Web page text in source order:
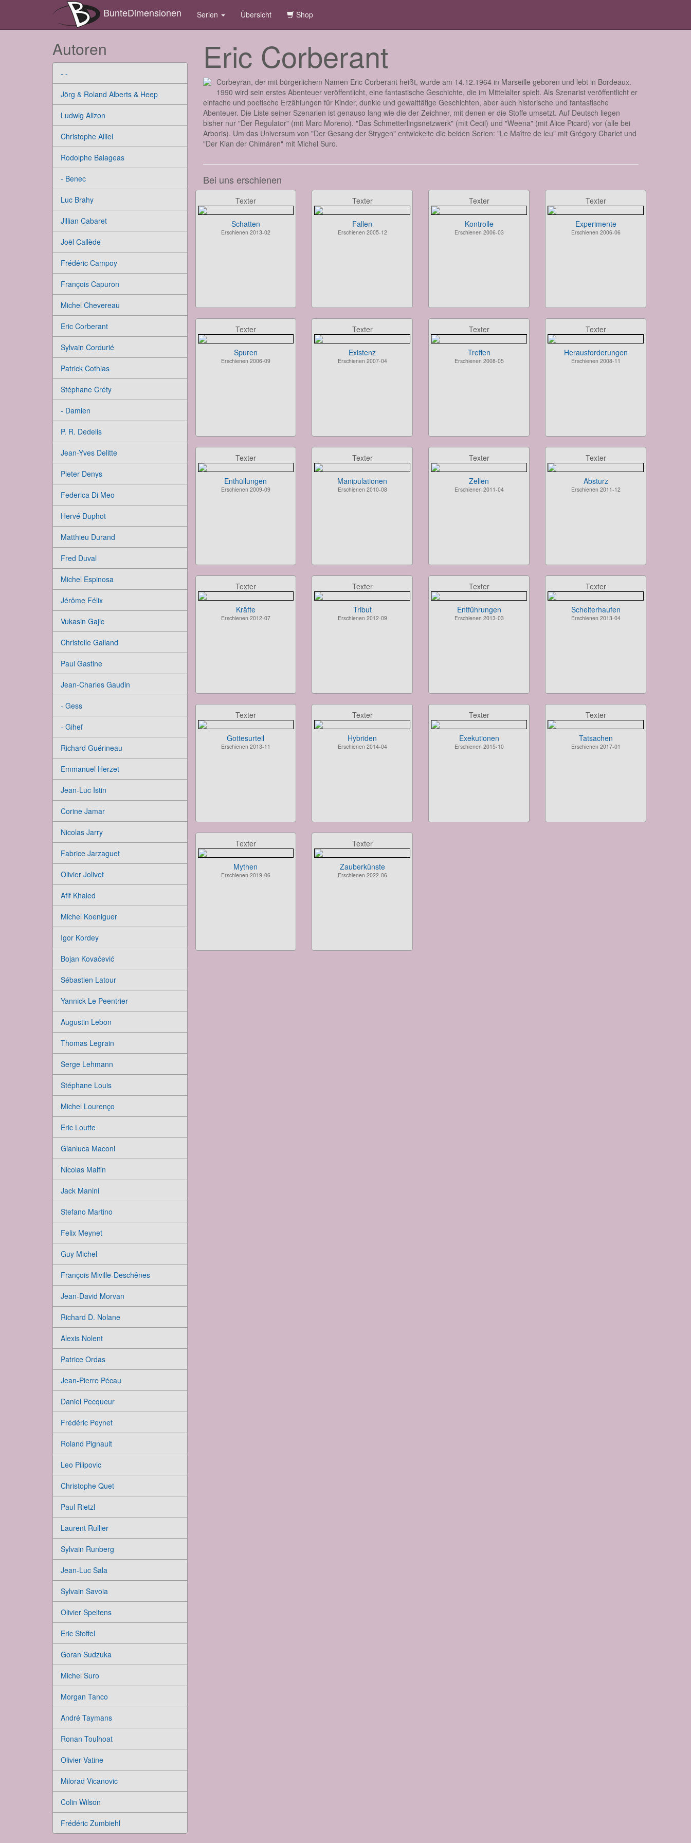
BunteDimensionen Serien Übersicht Shop
Autoren
- -
Jörg & Roland Alberts & Heep
Ludwig Alizon
Christophe Alliel
Rodolphe Balageas
- Benec
Luc Brahy
Jillian Cabaret
Joël Callède
Frédéric Campoy
François Capuron
Michel Chevereau
Eric Corberant
Sylvain Cordurié
Patrick Cothias
Stéphane Créty
- Damien
P. R. Dedelis
Jean-Yves Delitte
Pieter Denys
Federica Di Meo
Hervé Duphot
Matthieu Durand
Fred Duval
Michel Espinosa
Jérôme Félix
Vukasin Gajic
Christelle Galland
Paul Gastine
Jean-Charles Gaudin
- Gess
- Gihef
Richard Guérineau
Emmanuel Herzet
Jean-Luc Istin
Corine Jamar
Nicolas Jarry
Fabrice Jarzaguet
Olivier Jolivet
Afif Khaled
Michel Koeniguer
Igor Kordey
Bojan Kovačević
Sébastien Latour
Yannick Le Peentrier
Augustin Lebon
Thomas Legrain
Serge Lehmann
Stéphane Louis
Michel Lourenço
Eric Loutte
Gianluca Maconi
Nicolas Malfin
Jack Manini
Stefano Martino
Felix Meynet
Guy Michel
François Miville-Deschênes
Jean-David Morvan
Richard D. Nolane
Alexis Nolent
Patrice Ordas
Jean-Pierre Pécau
Daniel Pecqueur
Frédéric Peynet
Roland Pignault
Leo Pilipovic
Christophe Quet
Paul Rietzl
Laurent Rullier
Sylvain Runberg
Jean-Luc Sala
Sylvain Savoia
Olivier Speltens
Eric Stoffel
Goran Sudzuka
Michel Suro
Morgan Tanco
André Taymans
Ronan Toulhoat
Olivier Vatine
Milorad Vicanovic
Colin Wilson
Frédéric Zumbiehl
Eric Corberant
Corbeyran, der mit bürgerlichem Namen Eric Corberant heißt, wurde am 14.12.1964 in Marseille geboren und lebt in Bordeaux.
1990 wird sein erstes Abenteuer veröffentlicht, eine fantastische Geschichte, die im Mittelalter spielt. Als Szenarist veröffentlicht er
einfache und poetische Erzählungen für Kinder, dunkle und gewalttätige Geschichten, aber auch historische und fantastische
Abenteuer. Die Liste seiner Szenarien ist genauso lang wie die der Zeichner, mit denen er die Stoffe umsetzt. Auf Deutsch liegen
bisher nur "Der Regulator" (mit Marc Moreno). "Das Schmetterlingsnetzwerk" (mit Cecil) und "Weena" (mit Alice Picard) vor (alle bei
Arboris). Um das Universum von "Der Gesang der Strygen" entwickelte die beiden Serien: "Le Maître de leu" mit Grégory Charlet und
"Der Klan der Chimären" mit Michel Suro.
Bei uns erschienen
Texter
Schatten
Erschienen 2013-02
Texter
Fallen
Erschienen 2005-12
Texter
Kontrolle
Erschienen 2006-03
Texter
Experimente
Erschienen 2006-06
Texter
Spuren
Erschienen 2006-09
Texter
Existenz
Erschienen 2007-04
Texter
Treffen
Erschienen 2008-05
Texter
Herausforderungen
Erschienen 2008-11
Texter
Enthüllungen
Erschienen 2009-09
Texter
Manipulationen
Erschienen 2010-08
Texter
Zellen
Erschienen 2011-04
Texter
Absturz
Erschienen 2011-12
Texter
Kräfte
Erschienen 2012-07
Texter
Tribut
Erschienen 2012-09
Texter
Entführungen
Erschienen 2013-03
Texter
Scheiterhaufen
Erschienen 2013-04
Texter
Gottesurteil
Erschienen 2013-11
Texter
Hybriden
Erschienen 2014-04
Texter
Exekutionen
Erschienen 2015-10
Texter
Tatsachen
Erschienen 2017-01
Texter
Mythen
Erschienen 2019-06
Texter
Zauberkünste
Erschienen 2022-06